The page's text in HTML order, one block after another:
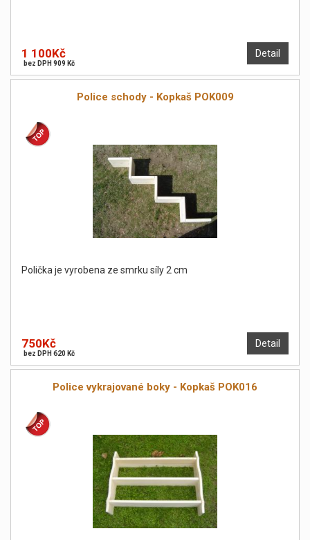
Detail
1 100Kč
bez DPH 909 Kč
Police schody - Kopkaš POK009
Polička je vyrobena ze smrku síly 2 cm
Detail
750Kč
bez DPH 620 Kč
Police vykrajované boky - Kopkaš POK016